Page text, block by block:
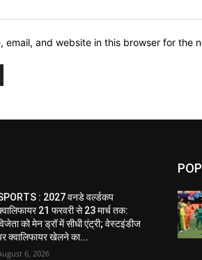
email, and website in this browser for the
: 2027 वनडे वर्ल्डकप
21 फरवरी से 23 मार्च तक:
को मेन ड्रॉ में सीधी एंट्री; वेस्टइंडीज
क्वालिफायर खेलने का...
6, 2026